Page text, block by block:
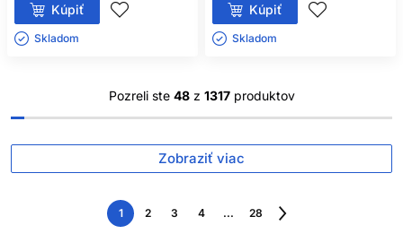
Kúpiť
Skladom ㅤ
Kúpiť
Skladom ㅤ
Pozreli ste 48z 1317produktov
Zobraziť viac
1 2 3 4 ... 28
Nasledujúca